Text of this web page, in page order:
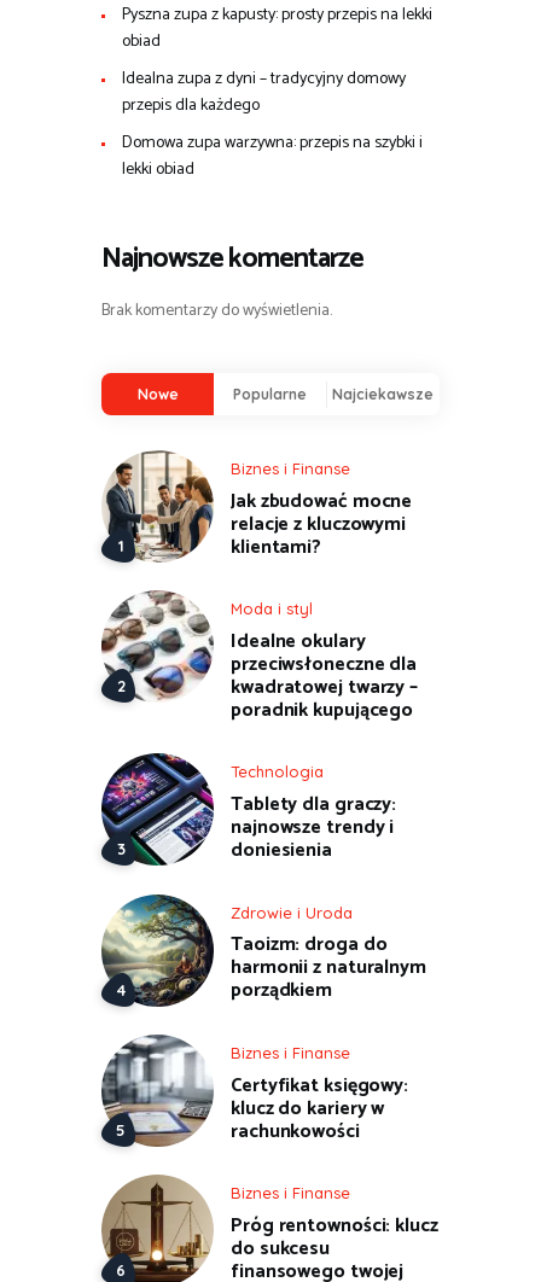
Pyszna zupa z kapusty: prosty przepis na lekki
obiad
Idealna zupa z dyni – tradycyjny domowy
przepis dla każdego
Domowa zupa warzywna: przepis na szybki i
lekki obiad
Najnowsze komentarze
Brak komentarzy do wyświetlenia.
Nowe Popularne Najciekawsze
Biznes i Finanse
Jak zbudować mocne
relacje z kluczowymi
klientami?
Moda i styl
Idealne okulary
przeciwsłoneczne dla
kwadratowej twarzy –
poradnik kupującego
Technologia
Tablety dla graczy:
najnowsze trendy i
doniesienia
Zdrowie i Uroda
Taoizm: droga do
harmonii z naturalnym
porządkiem
Biznes i Finanse
Certyfikat księgowy:
klucz do kariery w
rachunkowości
Biznes i Finanse
Próg rentowności: klucz
do sukcesu
finansowego twojej